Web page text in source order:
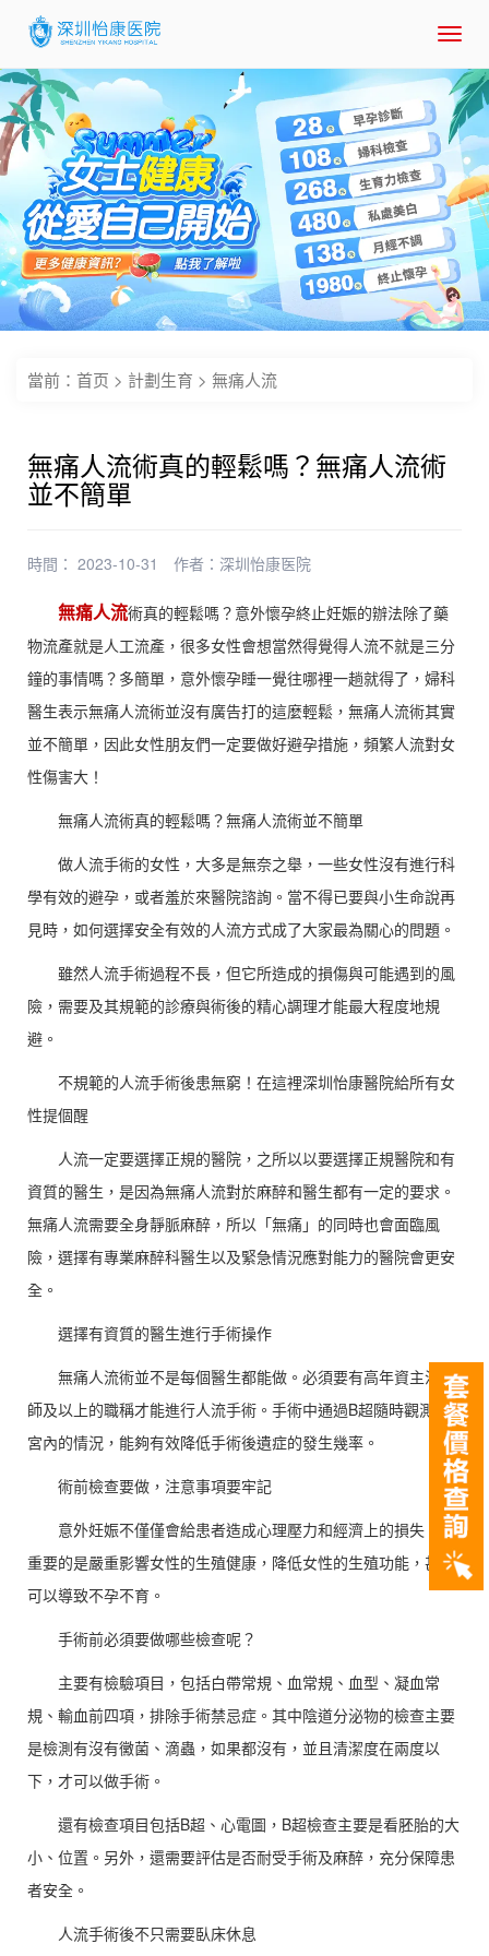
當前： 首页 > 計劃生育 > 無痛人流
無痛人流術真的輕鬆嗎？無痛人流術
並不簡單
時間： 2023-10-31 作者： 深圳怡康医院
無痛人流術真的輕鬆嗎？意外懷孕終止妊娠的辦法除了藥
物流產就是人工流產，很多女性會想當然得覺得人流不就是三分
鐘的事情嗎？多簡單，意外懷孕睡一覺往哪裡一趟就得了，婦科
醫生表示無痛人流術並沒有廣告打的這麼輕鬆，無痛人流術其實
並不簡單，因此女性朋友們一定要做好避孕措施，頻繁人流對女
性傷害大！
無痛人流術真的輕鬆嗎？無痛人流術並不簡單
做人流手術的女性，大多是無奈之舉，一些女性沒有進行科
學有效的避孕，或者羞於來醫院諮詢。當不得已要與小生命說再
見時，如何選擇安全有效的人流方式成了大家最為關心的問題。
雖然人流手術過程不長，但它所造成的損傷與可能遇到的風
險，需要及其規範的診療與術後的精心調理才能最大程度地規
避。
不規範的人流手術後患無窮！在這裡深圳怡康醫院給所有女
性提個醒
人流一定要選擇正規的醫院，之所以以要選擇正規醫院和有
資質的醫生，是因為無痛人流對於麻醉和醫生都有一定的要求。
無痛人流需要全身靜脈麻醉，所以「無痛」的同時也會面臨風
險，選擇有專業麻醉科醫生以及緊急情況應對能力的醫院會更安
全。
選擇有資質的醫生進行手術操作
無痛人流術並不是每個醫生都能做。必須要有高年資主治醫
師及以上的職稱才能進行人流手術。手術中通過B超隨時觀測子
宮內的情況，能夠有效降低手術後遺症的發生幾率。
術前檢查要做，注意事項要牢記
意外妊娠不僅僅會給患者造成心理壓力和經濟上的損失，更
重要的是嚴重影響女性的生殖健康，降低女性的生殖功能，甚至
可以導致不孕不育。
手術前必須要做哪些檢查呢？
主要有檢驗項目，包括白帶常規、血常規、血型、凝血常
規、輸血前四項，排除手術禁忌症。其中陰道分泌物的檢查主要
是檢測有沒有黴菌、滴蟲，如果都沒有，並且清潔度在兩度以
下，才可以做手術。
還有檢查項目包括B超、心電圖，B超檢查主要是看胚胎的大
小、位置。另外，還需要評估是否耐受手術及麻醉，充分保障患
者安全。
人流手術後不只需要臥床休息